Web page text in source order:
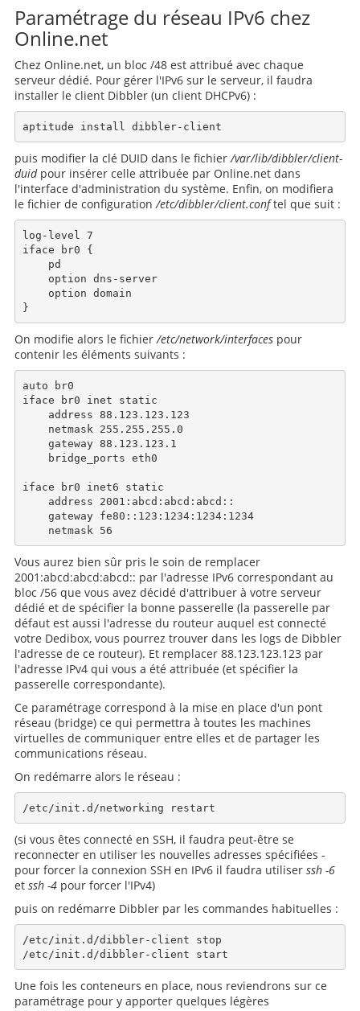
Paramétrage du réseau IPv6 chez
Online.net
Chez Online.net, un bloc /48 est attribué avec chaque
serveur dédié. Pour gérer l'IPv6 sur le serveur, il faudra
installer le client Dibbler (un client DHCPv6) :
puis modifier la clé DUID dans le fichier/var/lib/dibbler/client-
duidpour insérer celle attribuée par Online.net dans
l'interface d'administration du système. Enfin, on modifiera
le fichier de configuration/etc/dibbler/client.conftel que suit :
log-level 7
iface br0 {
    pd
    option dns-server
    option domain
On modifie alors le fichier/etc/network/interfacespour
contenir les éléments suivants :
auto br0
iface br0 inet static
    address 88.123.123.123
    netmask 255.255.255.0
    gateway 88.123.123.1
    bridge_ports eth0
iface br0 inet6 static
    address 2001:abcd:abcd:abcd::
    gateway fe80::123:1234:1234:1234
Vous aurez bien sûr pris le soin de remplacer
2001:abcd:abcd:abcd:: par l'adresse IPv6 correspondant au
bloc /56 que vous avez décidé d'attribuer à votre serveur
dédié et de spécifier la bonne passerelle (la passerelle par
défaut est aussi l'adresse du routeur auquel est connecté
votre Dedibox, vous pourrez trouver dans les logs de Dibbler
l'adresse de ce routeur). Et remplacer 88.123.123.123 par
l'adresse IPv4 qui vous a été attribuée (et spécifier la
passerelle correspondante).
Ce paramétrage correspond à la mise en place d'un pont
réseau (bridge) ce qui permettra à toutes les machines
virtuelles de communiquer entre elles et de partager les
communications réseau.
On redémarre alors le réseau :
(si vous êtes connecté en SSH, il faudra peut-être se
reconnecter en utiliser les nouvelles adresses spécifiées -
pour forcer la connexion SSH en IPv6 il faudra utiliser ssh -6
et ssh -4pour forcer l'IPv4)
puis on redémarre Dibbler par les commandes habituelles :
/etc/init.d/dibbler-client stop
Une fois les conteneurs en place, nous reviendrons sur ce
paramétrage pour y apporter quelques légères